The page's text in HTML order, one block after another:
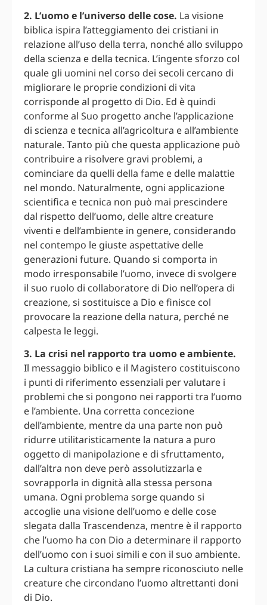
2. L’uomo e l’universo delle cose. La visione
biblica ispira l’atteggiamento dei cristiani in
relazione all’uso della terra, nonché allo sviluppo
della scienza e della tecnica. L’ingente sforzo col
quale gli uomini nel corso dei secoli cercano di
migliorare le proprie condizioni di vita
corrisponde al progetto di Dio. Ed è quindi
conforme al Suo progetto anche l’applicazione
di scienza e tecnica all’agricoltura e all’ambiente
naturale. Tanto più che questa applicazione può
contribuire a risolvere gravi problemi, a
cominciare da quelli della fame e delle malattie
nel mondo. Naturalmente, ogni applicazione
scientifica e tecnica non può mai prescindere
dal rispetto dell’uomo, delle altre creature
viventi e dell’ambiente in genere, considerando
nel contempo le giuste aspettative delle
generazioni future. Quando si comporta in
modo irresponsabile l’uomo, invece di svolgere
il suo ruolo di collaboratore di Dio nell’opera di
creazione, si sostituisce a Dio e finisce col
provocare la reazione della natura, perché ne
calpesta le leggi.
3. La crisi nel rapporto tra uomo e ambiente.
Il messaggio biblico e il Magistero costituiscono
i punti di riferimento essenziali per valutare i
problemi che si pongono nei rapporti tra l’uomo
e l’ambiente. Una corretta concezione
dell’ambiente, mentre da una parte non può
ridurre utilitaristicamente la natura a puro
oggetto di manipolazione e di sfruttamento,
dall’altra non deve però assolutizzarla e
sovrapporla in dignità alla stessa persona
umana. Ogni problema sorge quando si
accoglie una visione dell’uomo e delle cose
slegata dalla Trascendenza, mentre è il rapporto
che l’uomo ha con Dio a determinare il rapporto
dell’uomo con i suoi simili e con il suo ambiente.
La cultura cristiana ha sempre riconosciuto nelle
creature che circondano l’uomo altrettanti doni
di Dio.